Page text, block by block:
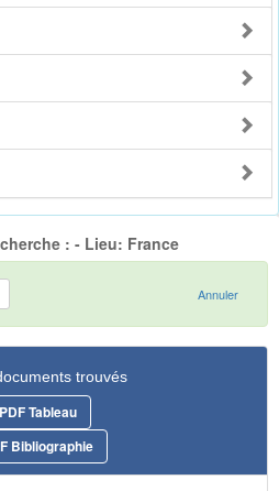
: - Lieu: France
Annuler
trouvés
Tableau
Bibliographie